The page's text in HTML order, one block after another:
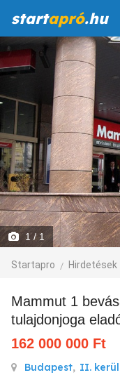
startapró.hu
1/ 1
Startapro Hirdetések
Mammut 1 bevásárlóközpontban üzlethelyiség
tulajdonjoga
162 000 000 Ft
Budapest, II.